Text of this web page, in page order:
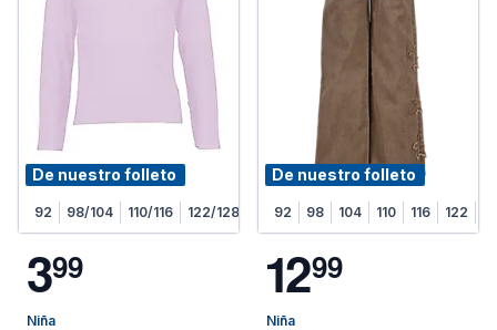
De nuestro folleto
92 98/104 110/116 122/128
399
Niña
De nuestro folleto
92 98 104 110 116 122
1299
Niña